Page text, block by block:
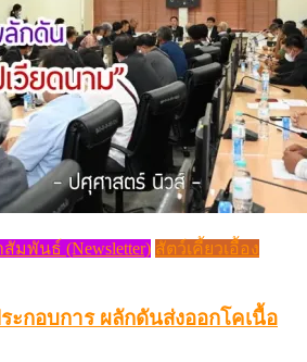
มพันธ์ (Newsletter) สัตว์เคี้ยวเอื้อง
ะกอบการ ผลักดันส่งออกโคเนื้อ